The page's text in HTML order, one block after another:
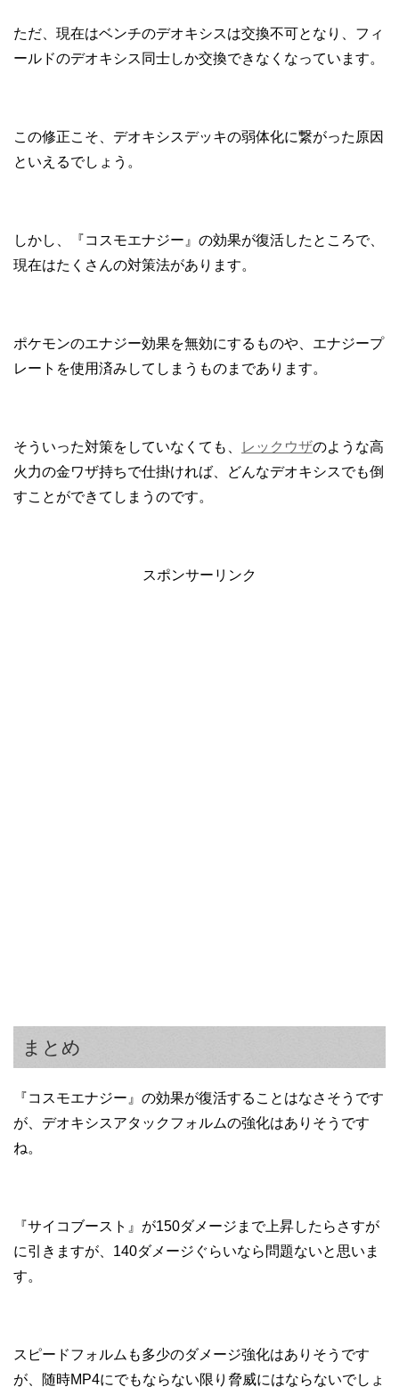
ただ、現在はベンチのデオキシスは交換不可となり、フィ
ールドのデオキシス同士しか交換できなくなっています。
この修正こそ、デオキシスデッキの弱体化に繋がった原因
といえるでしょう。
しかし、『コスモエナジー』の効果が復活したところで、
現在はたくさんの対策法があります。
ポケモンのエナジー効果を無効にするものや、エナジープ
レートを使用済みしてしまうものまであります。
そういった対策をしていなくても、 レックウザのような高
火力の金ワザ持ちで仕掛ければ、どんなデオキシスでも倒
すことができてしまうのです。
スポンサーリンク
まとめ
『コスモエナジー』の効果が復活することはなさそうです
が、デオキシスアタックフォルムの強化はありそうです
ね。
『サイコブースト』が150ダメージまで上昇したらさすが
に引きますが、140ダメージぐらいなら問題ないと思いま
す。
スピードフォルムも多少のダメージ強化はありそうです
が、随時MP4にでもならない限り脅威にはならないでしょ